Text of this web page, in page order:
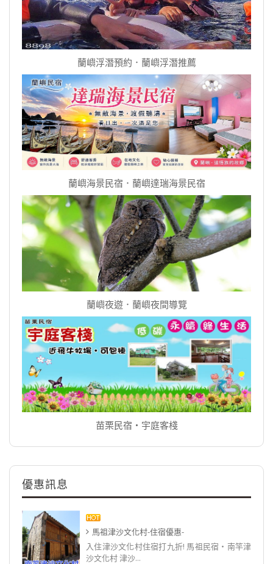
蘭嶼浮潛預約．蘭嶼浮潛推薦
蘭嶼海景民宿．蘭嶼達瑞海景民宿
蘭嶼夜遊．蘭嶼夜間導覽
苗栗民宿‧宇庭客棧
優惠訊息
馬祖津沙文化村-住宿優惠-
入住津沙文化村住宿打九折! 馬祖民宿‧南竿津
沙文化村 津沙...